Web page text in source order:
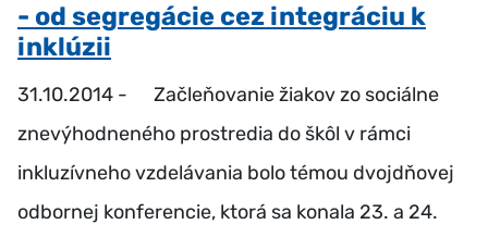
- od segregácie cez integráciu k
inklúzii
31.10.2014 - Začleňovanie žiakov zo sociálne
znevýhodneného prostredia do škôl v rámci
inkluzívneho vzdelávania bolo témou dvojdňovej
odbornej konferencie, ktorá sa konala 23. a 24.